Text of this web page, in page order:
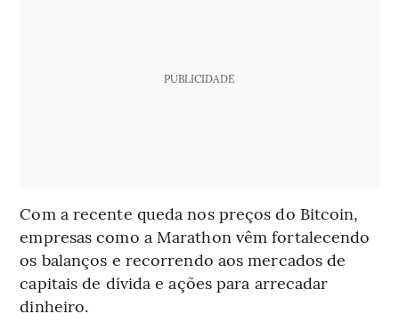
PUBLICIDADE
Com a recente queda nos preços do Bitcoin,
empresas como a Marathon vêm fortalecendo
os balanços e recorrendo aos mercados de
capitais de dívida e ações para arrecadar
dinheiro.